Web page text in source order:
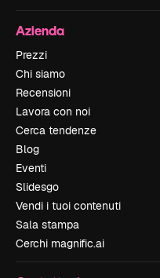
Azienda
Prezzi
Chi siamo
Recensioni
Lavora con noi
Cerca tendenze
Blog
Eventi
Slidesgo
Vendi i tuoi contenuti
Sala stampa
Cerchi magnific.ai